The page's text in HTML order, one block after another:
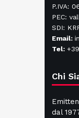
P.IVA:
PEC:
SDI:
Email:
Tel:
Chi
dal